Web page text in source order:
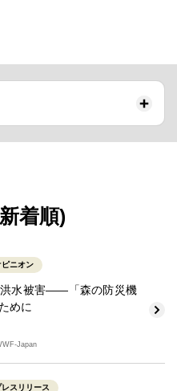
着順)
ピニオン
洪水被害――「森の防災機
めに
Japan
レスリリース